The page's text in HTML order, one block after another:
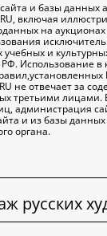
и базы данных
включая
на
и
РФ. Использование
не отвечает за
третьими лицами.
администрация
и из базы
органа.
русских